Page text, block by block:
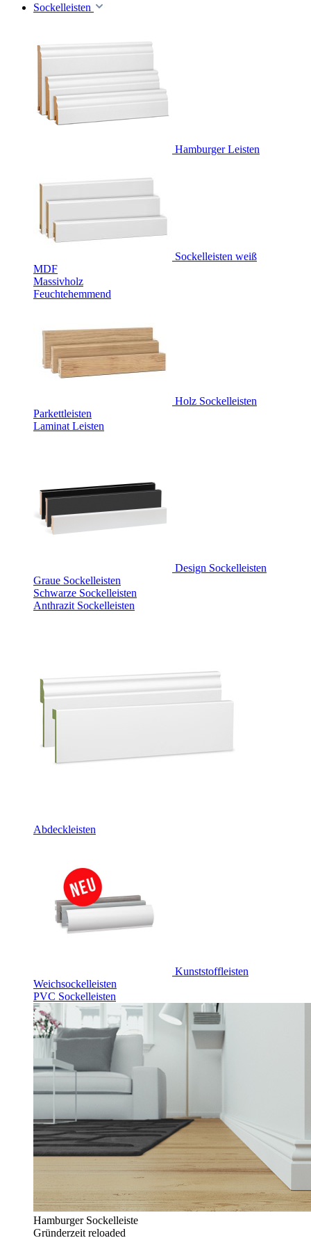
Sockelleisten
Hamburger Leisten
Sockelleisten weiß
MDF
Massivholz
Feuchtehemmend
Holz Sockelleisten
Parkettleisten
Laminat Leisten
Design Sockelleisten
Graue Sockelleisten
Schwarze Sockelleisten
Anthrazit Sockelleisten
Abdeckleisten
Kunststoffleisten
Weichsockelleisten
PVC Sockelleisten
Hamburger Sockelleiste
Gründerzeit reloaded